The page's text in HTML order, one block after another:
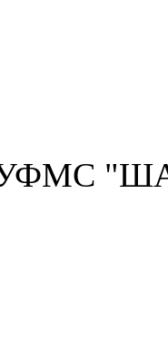
УФМС